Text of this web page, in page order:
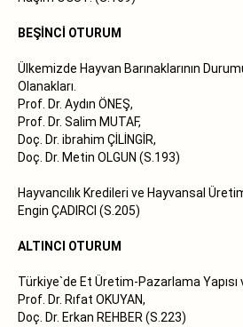
BEŞİNCİ OTURUM
Ülkemizde Hayvan Barınaklarının
Olanakları.
Prof. Dr. Aydın ÖNEŞ,
Prof. Dr. Salim MUTAF,
Doç. Dr. ibrahim ÇİLİNGİR,
Doç. Dr. Metin OLGUN (S.193)
Hayvancılık Kredileri ve Hayvansal
Engin ÇADIRCI (S.205)
ALTINCI OTURUM
Türkiye`de Et Üretim-Pazarlama Yapısı
Prof. Dr. Rıfat OKUYAN,
Doç. Dr. Erkan REHBER (S.223)